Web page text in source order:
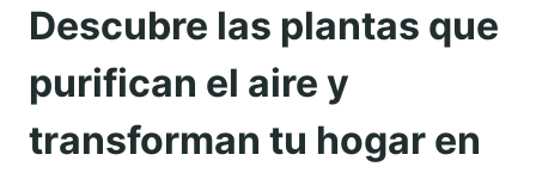
Descubre las plantas que
purifican el aire y
transforman tu hogar en